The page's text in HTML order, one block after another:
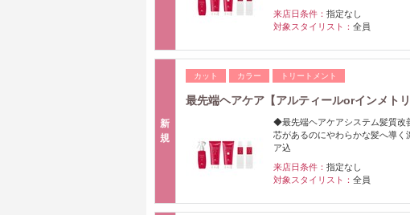
来店日条件： 指定なし
対象スタイリスト： 全員
新
規
カット カラー トリートメント
最先端ヘアケア【アルティールorインメ
◆最先端ヘアケアシステム髪質改
芯があるのにやわらかな髪へ導
ア込
来店日条件： 指定なし
対象スタイリスト： 全員